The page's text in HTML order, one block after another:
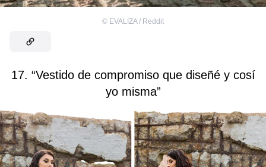
© EVALIZA / Reddit
17. “Vestido de compromiso que diseñé y cosí
yo misma”